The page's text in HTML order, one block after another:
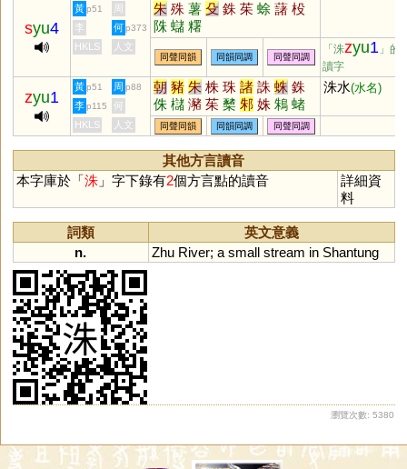
syu4
黃 p51 周 朱 殊 薯 殳 銖 茱 蜍 藷 杸
陎 蠩 糬
李 何 p373
HKLS 人文
同聲同韻 同韻同調 同聲同調
「洙zyu1 」的
讀字
zyu1
黃 p51 周 p88 朝 豬 朱 株 珠 諸 誅 蛛 銖
侏 櫧 瀦 茱 櫫 邾 姝 鴸 蝫
蠩 絑 鮢 藷 藸 趎 袾 跦 硃
洙水(水名)
李 p115
何
HKLS
人文 同聲同韻 同韻同調 同聲同調
其他方言讀音
本字庫於「洙」字下錄有2個方言點的讀音
詳細資
料
詞類
英文意義
n.
Zhu River; a small stream in Shantung
瀏覽次數: 5380